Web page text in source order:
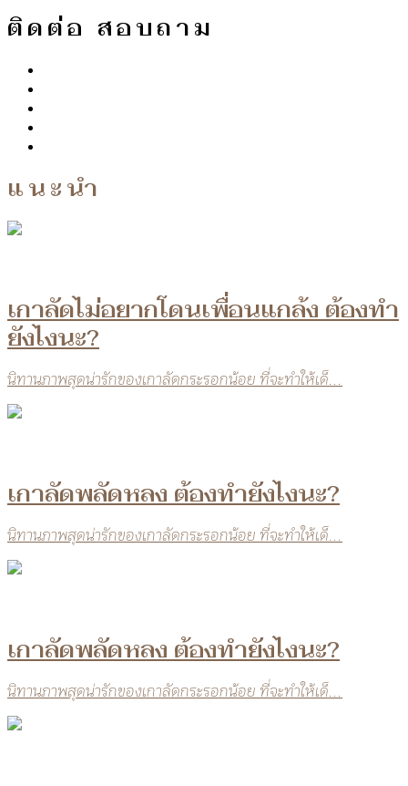
ติดต่อ สอบถาม
แนะนำ
เกาลัดไม่อยากโดนเพื่อนแกล้ง ต้องทำ
ยังไงนะ?
นิทานภาพสุดน่ารักของเกาลัดกระรอกน้อย ที่จะทำให้เด็...
เกาลัดพลัดหลง ต้องทำยังไงนะ?
นิทานภาพสุดน่ารักของเกาลัดกระรอกน้อย ที่จะทำให้เด็...
เกาลัดพลัดหลง ต้องทำยังไงนะ?
นิทานภาพสุดน่ารักของเกาลัดกระรอกน้อย ที่จะทำให้เด็...